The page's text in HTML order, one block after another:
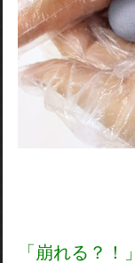
「崩れる？！」